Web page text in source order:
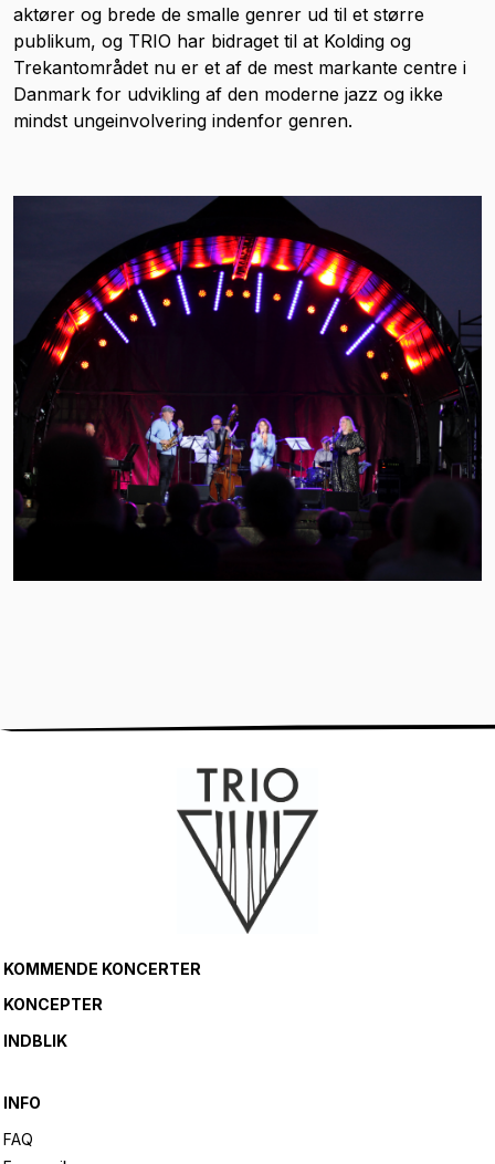
aktører og brede de smalle genrer ud til et større
publikum, og TRIO har bidraget til at Kolding og
Trekantområdet nu er et af de mest markante centre i
Danmark for udvikling af den moderne jazz og ikke
mindst ungeinvolvering indenfor genren.
KOMMENDE KONCERTER
KONCEPTER
INDBLIK
INFO
FAQ